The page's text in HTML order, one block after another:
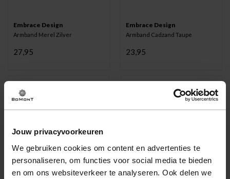
Jouw privacyvoorkeuren
We gebruiken cookies om content en advertenties te
personaliseren, om functies voor social media te bieden
en om ons websiteverkeer te analyseren. Ook delen we
Embrace Design
Armband Merel Zilver
27,95
Embrace Design
Armband Cadzand Taupe
23,95